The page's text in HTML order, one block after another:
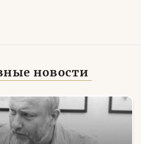
новости